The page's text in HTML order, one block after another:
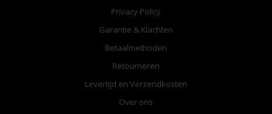
Privacy Policy
Garantie & Klachten
Betaalmethoden
Retourneren
Levertijd en Verzendkosten
Over ons